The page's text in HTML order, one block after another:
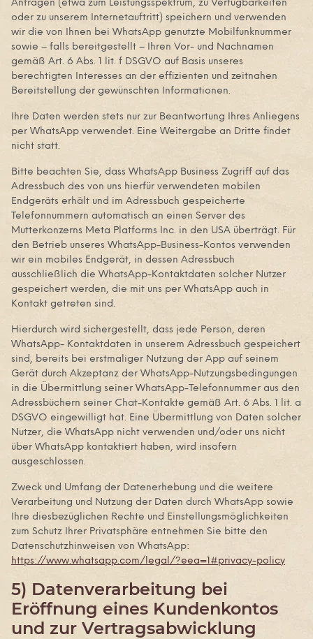
Anfragen (etwa zum Leistungsspektrum, zu Verfügbarkeiten
oder zu unserem Internetauftritt) speichern und verwenden
wir die von Ihnen bei WhatsApp genutzte Mobilfunknummer
sowie – falls bereitgestellt – Ihren Vor- und Nachnamen
gemäß Art. 6 Abs. 1 lit. f DSGVO auf Basis unseres
berechtigten Interesses an der effizienten und zeitnahen
Bereitstellung der gewünschten Informationen.
Ihre Daten werden stets nur zur Beantwortung Ihres Anliegens
per WhatsApp verwendet. Eine Weitergabe an Dritte findet
nicht statt.
Bitte beachten Sie, dass WhatsApp Business Zugriff auf das
Adressbuch des von uns hierfür verwendeten mobilen
Endgeräts erhält und im Adressbuch gespeicherte
Telefonnummern automatisch an einen Server des
Mutterkonzerns Meta Platforms Inc. in den USA überträgt. Für
den Betrieb unseres WhatsApp-Business-Kontos verwenden
wir ein mobiles Endgerät, in dessen Adressbuch
ausschließlich die WhatsApp-Kontaktdaten solcher Nutzer
gespeichert werden, die mit uns per WhatsApp auch in
Kontakt getreten sind.
Hierdurch wird sichergestellt, dass jede Person, deren
WhatsApp- Kontaktdaten in unserem Adressbuch gespeichert
sind, bereits bei erstmaliger Nutzung der App auf seinem
Gerät durch Akzeptanz der WhatsApp-Nutzungsbedingungen
in die Übermittlung seiner WhatsApp-Telefonnummer aus den
Adressbüchern seiner Chat-Kontakte gemäß Art. 6 Abs. 1 lit. a
DSGVO eingewilligt hat. Eine Übermittlung von Daten solcher
Nutzer, die WhatsApp nicht verwenden und/oder uns nicht
über WhatsApp kontaktiert haben, wird insofern
ausgeschlossen.
Zweck und Umfang der Datenerhebung und die weitere
Verarbeitung und Nutzung der Daten durch WhatsApp sowie
Ihre diesbezüglichen Rechte und Einstellungsmöglichkeiten
zum Schutz Ihrer Privatsphäre entnehmen Sie bitte den
Datenschutzhinweisen von WhatsApp:
https://www.whatsapp.com/legal /?eea=1#privacy-policy
5) Datenverarbeitung bei
Eröffnung eines Kundenkontos
und zur Vertragsabwicklung